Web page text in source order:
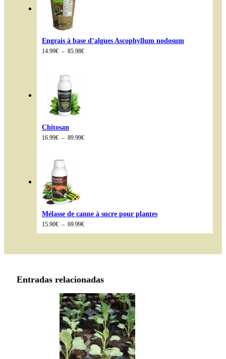
Engrais à base d’algues Ascophyllum nodosum
14.99€ – 85.98€Plage
Chitosan
16.99€ – 89.99€Plage
Mélasse de canne à sucre pour plantes
15.90€ – 69.99€Plage
à
Entradas relacionadas